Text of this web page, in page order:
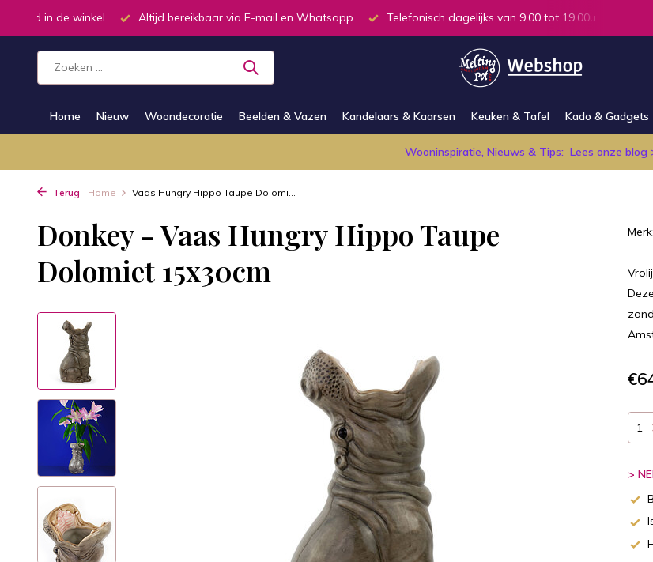
in de winkel Altijd bereikbaar via E-mail en Whatsapp Telefonisch dagelijks van 9.00 tot 19.00u.
Home Nieuw Woondecoratie Beelden & Vazen Kandelaars & Kaarsen Keuken & Tafel Kado & Gadgets
Wooninspiratie, Nieuws & Tips: Lees onze blog
Terug Home Vaas Hungry Hippo Taupe Dolomi...
Donkey - Vaas Hungry Hippo Taupe
Dolomiet 15x30cm
Merk:
>